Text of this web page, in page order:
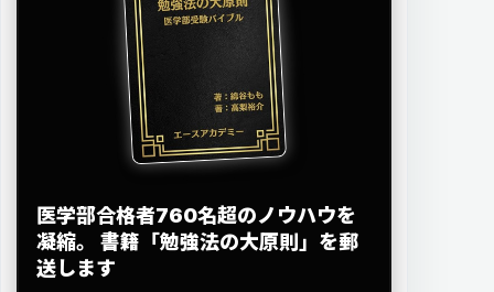
医学部合格者760名超のノウハウを
凝縮。 書籍「勉強法の大原則」を郵
送します